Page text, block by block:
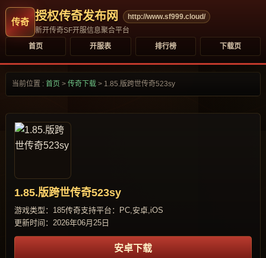
授权传奇发布网
http://www.sf999.cloud/
新开传奇SF开服信息聚合平台
首页
开服表 排行榜 下载页
当前位置 : 首页 > 传奇下载 > 1.85.版跨世传奇523sy
1.85.版跨世传奇523sy
游戏类型：185传奇支持平台：PC,安卓,iOS
更新时间：2026年06月25日
安卓下载